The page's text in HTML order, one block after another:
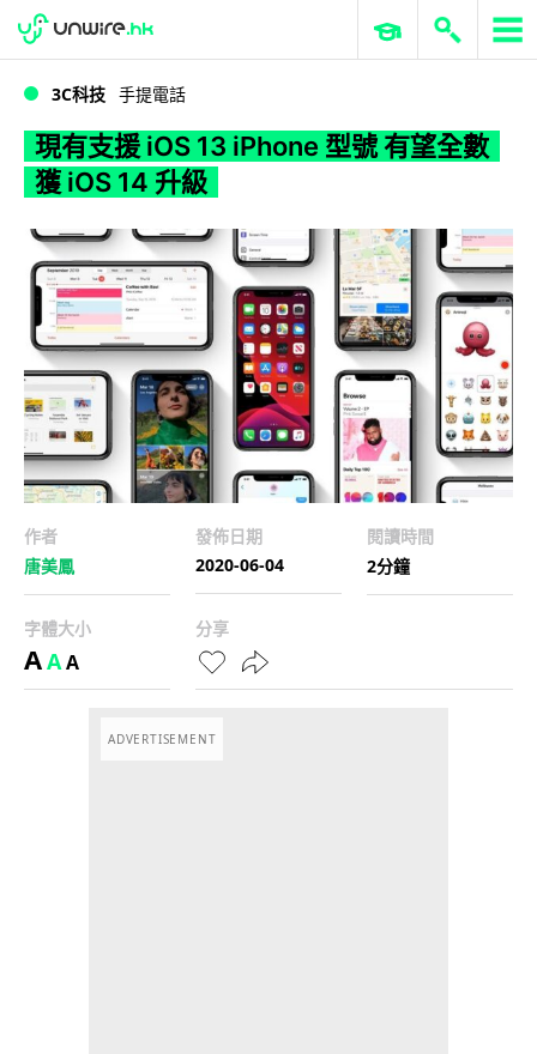
WWDC 2026 ERP 與商業 AI
3C科技 手提電話
現有支援 iOS 13 iPhone 型號 有望全數
獲 iOS 14 升級
作者
唐美鳳
發佈日期
2020-06-04
閱讀時間
2分鐘
字體大小
AAA
分享
ADVERTISEMENT